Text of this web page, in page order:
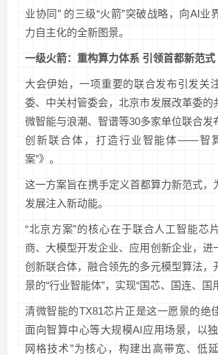
业协同” 的三级“火箭”突破战略，向AI业
力自主化的全新图景。
一级火箭：重构算力体系 引领首都新范式
大会伊始，一项重要的联合发布引发关
委、中关村管委会，北京市发展改革委的
微智能与浪潮、智谱等30多家单位联合发
创新联合体，打造行业智能体——智
案”》。
这一方案旨在携手定义首都算力新范式，
发展注入新动能。
“北京方案”的核心在于联合人工智能芯
商、大模型开发企业、应用创新企业，进
创新联合体，融合领先的多元模型算法，
景的“行业智能体”，实现“国芯、国连、国用
清微智能的TX81芯片正是这一愿景的绝
面向智算中心等大规模AI应用场景，以
网格技术”为核心，构建出高带宽、低